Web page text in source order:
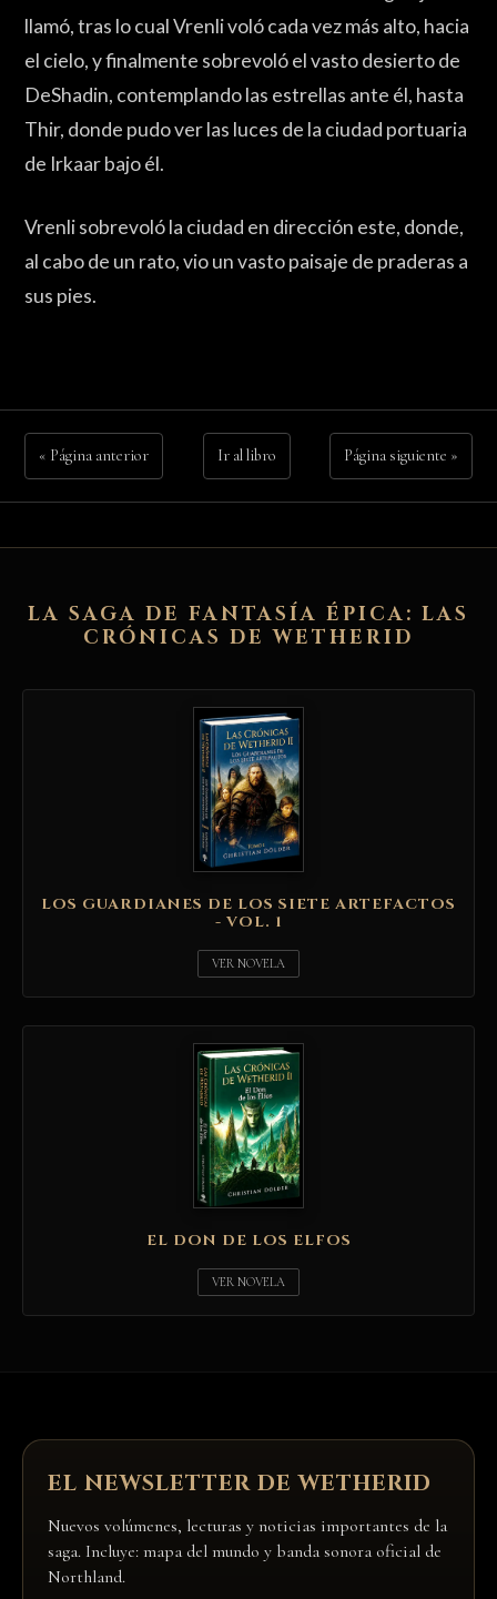
llamó, tras lo cual Vrenli voló cada vez más alto, hacia
el cielo, y finalmente sobrevoló el vasto desierto de
DeShadin, contemplando las estrellas ante él, hasta
Thir, donde pudo ver las luces de la ciudad portuaria
de Irkaar bajo él.
Vrenli sobrevoló la ciudad en dirección este, donde,
al cabo de un rato, vio un vasto paisaje de praderas a
sus pies.
« Página anterior Ir al libro Página siguiente »
LA SAGA DE FANTASÍA ÉPICA: LAS
CRÓNICAS DE WETHERID
LOS GUARDIANES DE LOS SIETE ARTEFACTOS
- VOL. 1
VER NOVELA
EL DON DE LOS ELFOS
VER NOVELA
EL NEWSLETTER DE WETHERID
Nuevos volúmenes, lecturas y noticias importantes de la
saga. Incluye: mapa del mundo y banda sonora oficial de
Northland.